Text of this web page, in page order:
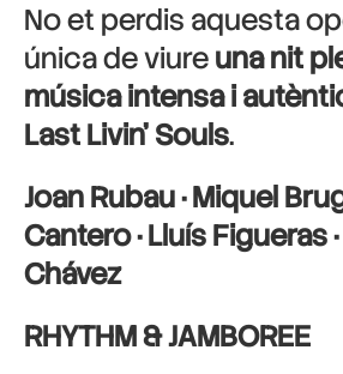
No et perdis aquesta
única de viureuna nit
música intensa i
Last Livin’ Souls.
Joan Rubau · Miquel
Cantero · Lluís Figueras
Chávez
RHYTHM & JAMBOREE